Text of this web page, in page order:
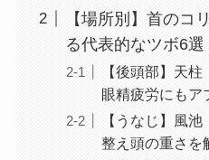
【場所別】首のコ
る代表的なツボ6選
【後頭部】天
眼精疲労にもア
【うなじ】風
整え頭の重さを